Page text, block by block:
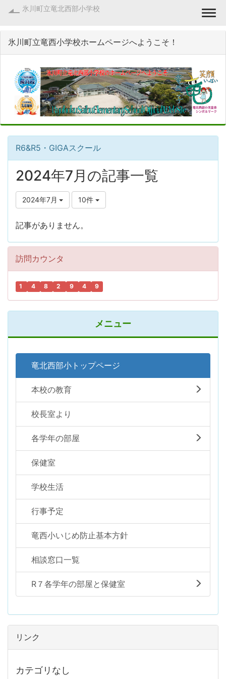
氷川町立竜北西部小学校
氷川町立竜西小学校ホームページへようこそ！
R6&R5・GIGAスクール
2024年7月の記事一覧
2024年7月 10件
記事がありません。
訪問カウンタ
1 4 8 2 9 4 9
メニュー
竜北西部小トップページ
本校の教育
校長室より
各学年の部屋
保健室
学校生活
行事予定
竜西小いじめ防止基本方針
相談窓口一覧
R７各学年の部屋と保健室
リンク
カテゴリなし